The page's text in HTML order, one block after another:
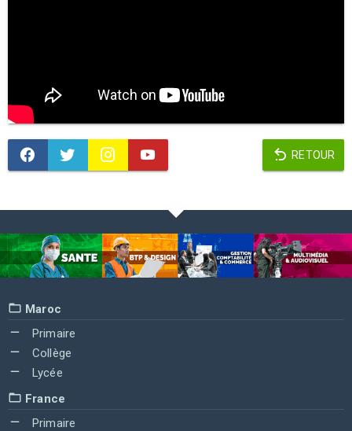
RETOUR
Maroc
Primaire
Collège
Lycée
France
Primaire